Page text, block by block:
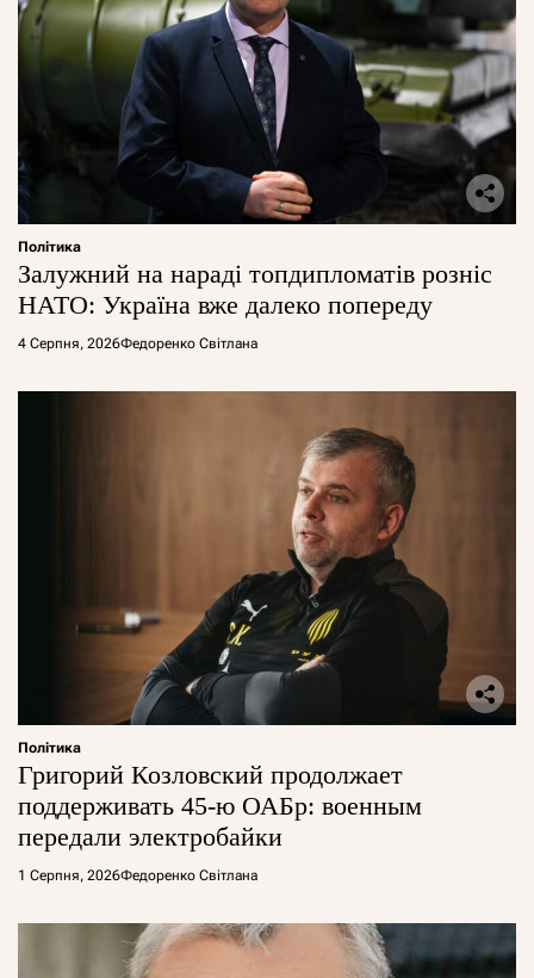
Політика
Залужний на нараді топдипломатів розніс
НАТО: Україна вже далеко попереду
4 Серпня, 2026Федоренко Світлана
Політика
Григорий Козловский продолжает
поддерживать 45-ю ОАБр: военным
передали электробайки
1 Серпня, 2026Федоренко Світлана